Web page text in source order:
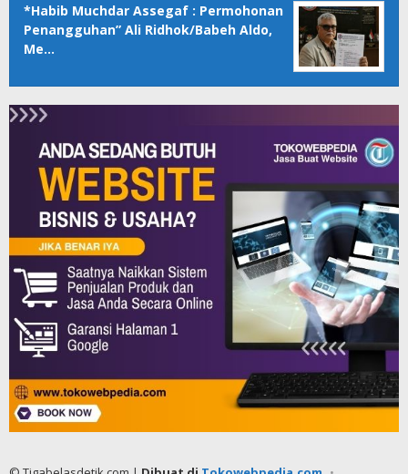
*Habib Muchdar Assegaf : Permohonan
Penangguhan” Ali Ridhok/Babeh Aldo,
Me…